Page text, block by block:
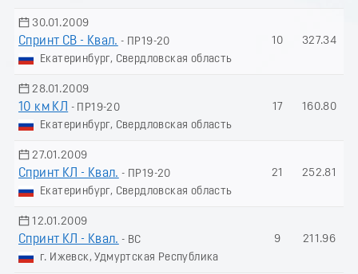
30.01.2009
Спринт СВ - Квал. - ПР19-20
Екатеринбург, Свердловская область
10 327.34
28.01.2009
10 км КЛ
- ПР19-20
Екатеринбург, Свердловская область
17 160.80
27.01.2009
Спринт КЛ - Квал. - ПР19-20
Екатеринбург, Свердловская область
21 252.81
12.01.2009
Спринт КЛ - Квал. - ВС
г. Ижевск, Удмуртская Республика
9 211.96